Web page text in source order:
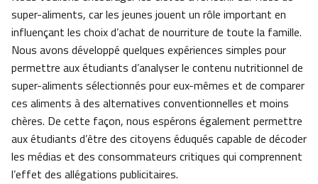
super-aliments, car les jeunes jouent un rôle important en
influençant les choix d’achat de nourriture de toute la famille.
Nous avons développé quelques expériences simples pour
permettre aux étudiants d’analyser le contenu nutritionnel de
super-aliments sélectionnés pour eux-mêmes et de comparer
ces aliments à des alternatives conventionnelles et moins
chères. De cette façon, nous espérons également permettre
aux étudiants d’être des citoyens éduqués capable de décoder
les médias et des consommateurs critiques qui comprennent
l’effet des allégations publicitaires.